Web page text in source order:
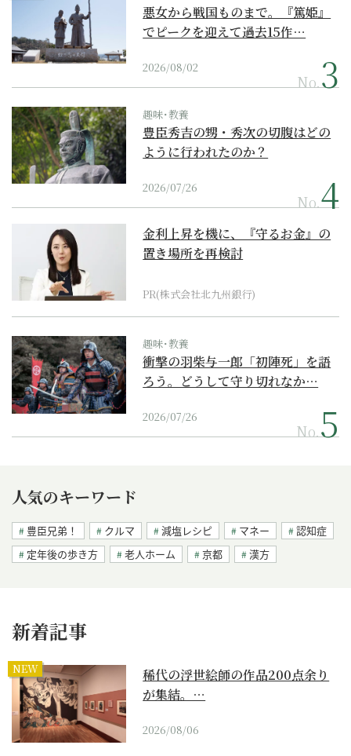
悪女から戦国ものまで。『篤姫』
でピークを迎えて過去15作…
2026/08/02
No.
趣味･教養
豊臣秀吉の甥・秀次の切腹はどの
ように行われたのか？
2026/07/26
No.
金利上昇を機に、『守るお金』の
置き場所を再検討
PR(株式会社北九州銀行)
趣味･教養
衝撃の羽柴与一郎「初陣死」を語
ろう。どうして守り切れなか…
2026/07/26
No.
人気のキーワード
豊臣兄弟！ クルマ 減塩レシピ マネー
認知症
定年後の歩き方
老人ホーム 京都 漢方
新着記事
NEW
稀代の浮世絵師の作品200点余り
が集結。…
2026/08/06